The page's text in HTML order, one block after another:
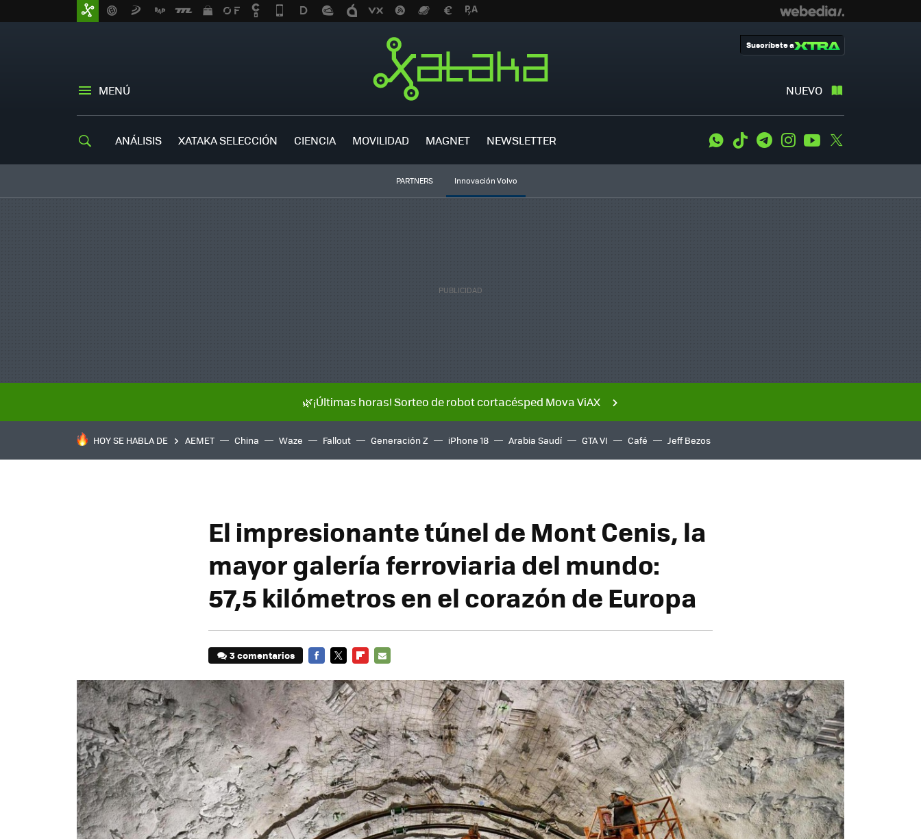
MENÚ NUEVO
Suscríbete a
ANÁLISIS XATAKA SELECCIÓN CIENCIA MOVILIDAD MAGNET NEWSLETTER WhatsApp
Tiktok TelegramInstagramYoutube
PARTNERS Innovación Volvo
🌿¡Últimas horas! Sorteo de robot cortacésped Mova ViAX
HOY SE HABLA DE AEMET China Waze Fallout Generación Z iPhone 18 Arabia Saudí GTA VI Café Jeff Bezos
El impresionante túnel de Mont Cenis, la
mayor galería ferroviaria del mundo:
57,5 kilómetros en el corazón de Europa
3 comentarios
MAIL